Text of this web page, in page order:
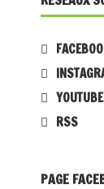
YOUTUBE
RSS
PAGE